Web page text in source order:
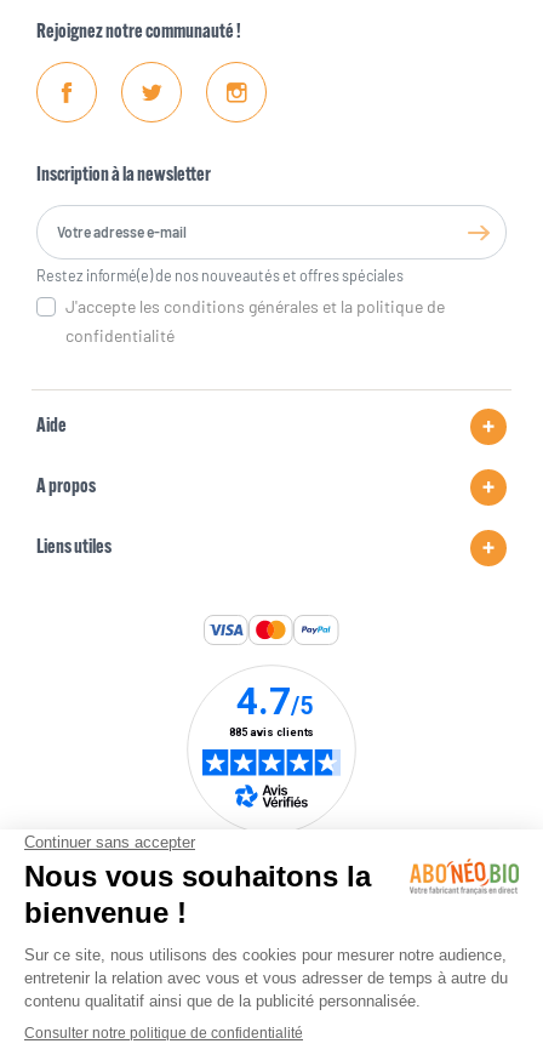
Rejoignez notre communauté !
FacebookTwitter Instagram
Inscription à la newsletter
Restez informé(e) de nos nouveautés et offres spéciales
J'accepte les conditions générales et la politique de
confidentialité
Aide
A propos
Liens utiles
Une marque du
Stratégie